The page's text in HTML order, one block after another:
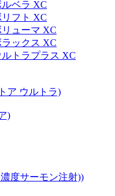
ベラ XC
フト XC
ューマ XC
ックス XC
トラプラス XC
ア ウルトラ)
)
度サーモン注射))